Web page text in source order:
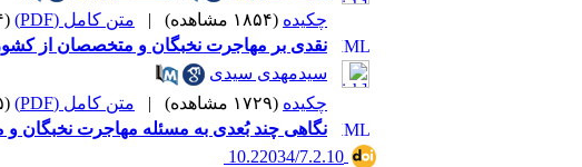
چکیده (۱۸۵۴ مشاهده) | متن کامل (PDF)
(۶۰۴ دریافت)
نقدی بر مهاجرت نخبگان و متخصصان از
سیدمهدی سیدی
چکیده (۱۷۲۹ مشاهده) | متن کامل (PDF)
(۵۷۵ دریافت)
نگاهی چند بُعدی به مسئله مهاجرت نخبگان
‎ 10.22034/7.2.10